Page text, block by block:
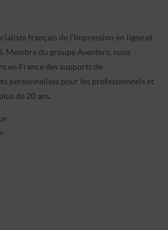
français de l'impression en ligne et
Membre du groupe Aventers, nous
en France des supports de
personnalisés pour les professionnels et
de 20 ans.